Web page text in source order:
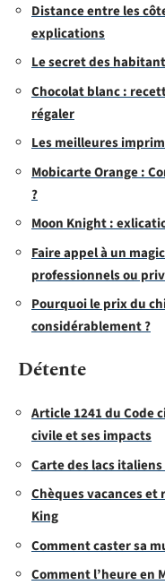
Distance entre les
explications
Le secret des
Chocolat blanc :
régaler
Les meilleures
Mobicarte Orange :
?
Moon Knight :
Faire appel à un
professionnels ou
Pourquoi le prix du
considérablement ?
Détente
Article 1241 du Code
civile et ses impacts
Carte des lacs
Chèques vacances
King
Comment caster sa
Comment l’heure en